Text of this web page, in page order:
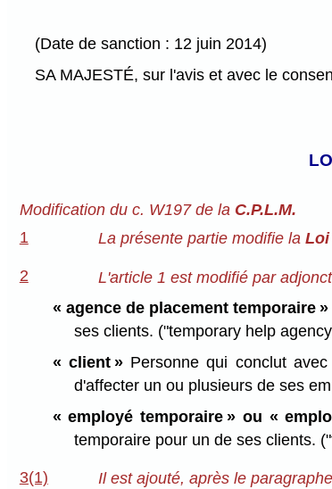
(Date de sanction : 12 juin 2014)
SA MAJESTÉ, sur l'avis et avec le
Modification du c. W197 de la C.P.L.M.
1
La présente partie modifie la Loi
2
L'article 1 est modifié par
« agence de placement temporaire »
ses clients. ("temporary help
« client » Personne qui conclut
d'affecter un ou plusieurs de ses
« employé temporaire » ou «
temporaire pour un de ses clients.
3(1) Il est ajouté, après le